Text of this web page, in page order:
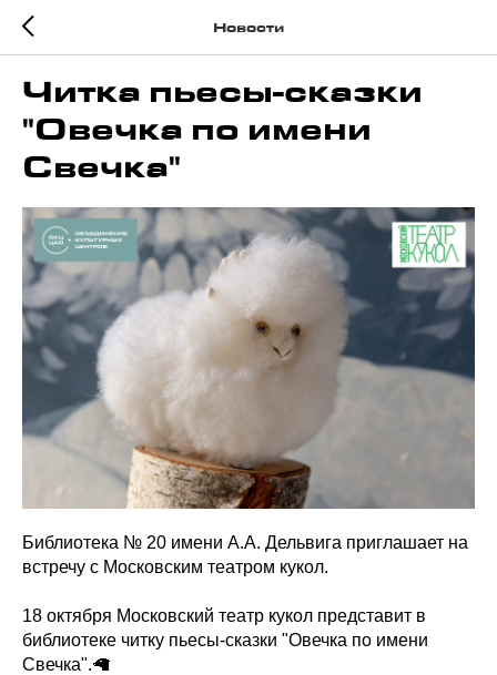
Новости
Читка пьесы-сказки
"Овечка по имени
Свечка"
Библиотека № 20 имени А.А. Дельвига приглашает на
встречу с Московским театром кукол.
18 октября Московский театр кукол представит в
библиотеке читку пьесы-сказки "Овечка по имени
Свечка".🦙